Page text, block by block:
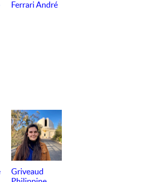
Ferrari André
Griveaud